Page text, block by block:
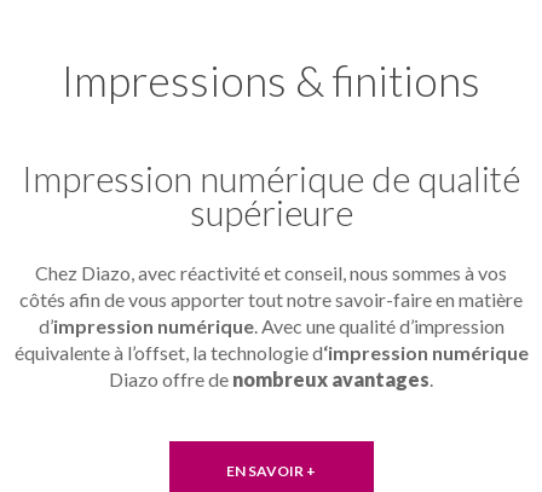
Impressions & finitions
Impression numérique de qualité
supérieure
Chez Diazo, avec réactivité et conseil, nous sommes à vos
côtés afin de vous apporter tout notre savoir-faire en matière
d’impression numérique. Avec une qualité d’impression
équivalente à l’offset, la technologie d‘impression numérique
Diazo offre de nombreux avantages.
EN SAVOIR +